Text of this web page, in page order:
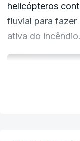
helicópteros
fluvial para fazer
ativa do incêndio.